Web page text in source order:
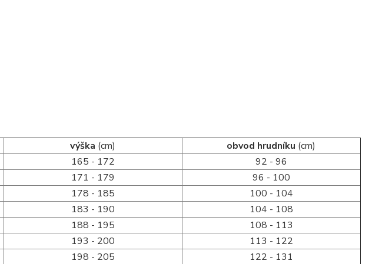
výška (cm) obvod hrudníku (cm)
165 - 172
92 - 96
171 - 179
96 - 100
178 - 185
100 - 104
183 - 190
104 - 108
188 - 195
108 - 113
193 - 200
113 - 122
198 - 205
122 - 131